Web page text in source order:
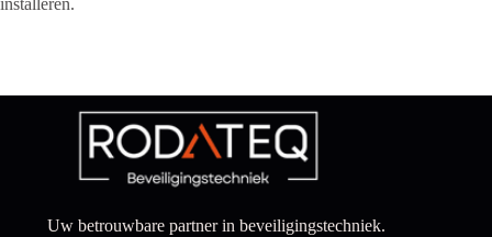
installeren.
Uw betrouwbare partner in beveiligingstechniek.